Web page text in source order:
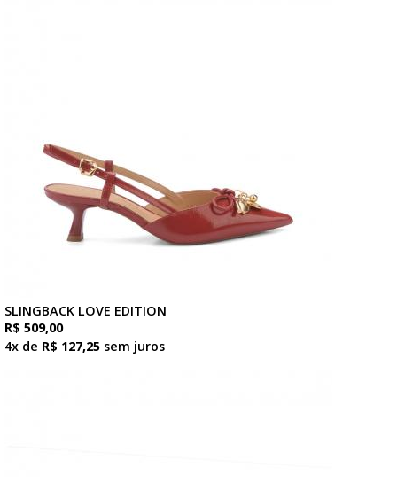
SLINGBACK LOVE EDITION
R$ 509,00
4x de R$ 127,25 sem juros